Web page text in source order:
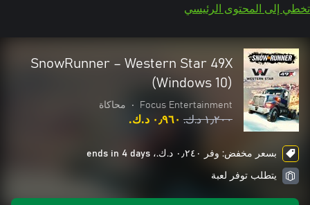
تخطي إلى المحتوى الرئيسي
SnowRunner – Western Star 49X
(Windows 10)
Focus Entertainment
• محاكاة
١٫٢٠٠ د.ك.‏ ٠٫٩٦٠ د.ك.‏
بسعر مخفض: وفر ٠٫٢٤٠ د.ك.‏، ends in 4 days
يتطلب توفر لعبة